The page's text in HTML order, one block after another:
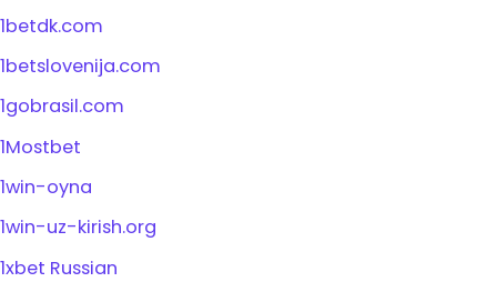
1betdk.com
1betslovenija.com
1gobrasil.com
1Mostbet
1win-oyna
1win-uz-kirish.org
1xbet Russian